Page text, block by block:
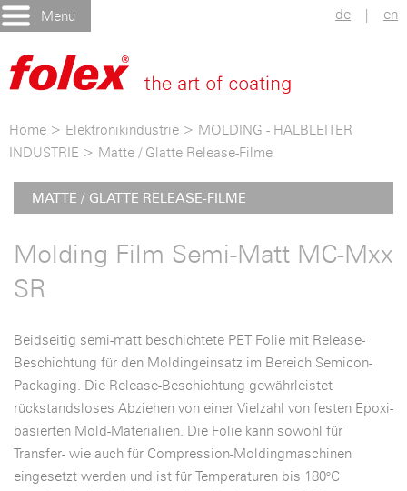
Menu de | en
Home > Elektronikindustrie > MOLDING - HALBLEITER
INDUSTRIE > Matte / Glatte Release-Filme
MATTE / GLATTE RELEASE-FILME
Molding Film Semi-Matt MC-Mxx
SR
Beidseitig semi-matt beschichtete PET Folie mit Release-
Beschichtung für den Moldingeinsatz im Bereich Semicon-
Packaging. Die Release-Beschichtung gewährleistet
rückstandsloses Abziehen von einer Vielzahl von festen Epoxi-
basierten Mold-Materialien. Die Folie kann sowohl für
Transfer- wie auch für Compression-Moldingmaschinen
eingesetzt werden und ist für Temperaturen bis 180°C